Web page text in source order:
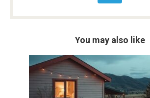
You may also like